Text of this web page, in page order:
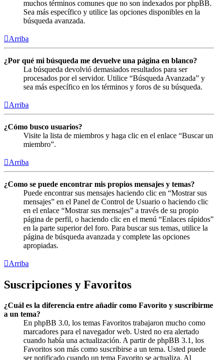
muchos términos comunes que no son indexados por phpBB.
Sea más específico y utilice las opciones disponibles en la
búsqueda avanzada.
Arriba
¿Por qué mi búsqueda me devuelve una página en blanco?
La búsqueda devolvió demasiados resultados para ser
procesados por el servidor. Utilice “Búsqueda Avanzada” y
sea más específico en los términos y foros de su búsqueda.
Arriba
¿Cómo busco usuarios?
Visite la lista de miembros y haga clic en el enlace “Buscar un
miembro”.
Arriba
¿Como se puede encontrar mis propios mensajes y temas?
Puede encontrar sus mensajes haciendo clic en “Mostrar sus
mensajes” en el Panel de Control de Usuario o haciendo clic
en el enlace “Mostrar sus mensajes” a través de su propio
página de perfil, o haciendo clic en el menú “Enlaces rápidos”
en la parte superior del foro. Para buscar sus temas, utilice la
página de búsqueda avanzada y complete las opciones
apropiadas.
Arriba
Suscripciones y Favoritos
¿Cuál es la diferencia entre añadir como Favorito y suscribirme
a un tema?
En phpBB 3.0, los temas Favoritos trabajaron mucho como
marcadores para el navegador web. Usted no era alertado
cuando había una actualización. A partir de phpBB 3.1, los
Favoritos son más como suscribirse a un tema. Usted puede
ser notificado cuando un tema Favorito se actualiza. Al